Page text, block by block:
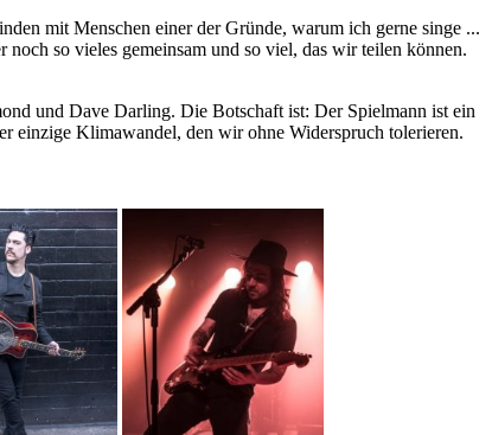
mit Menschen einer der Gründe, warum ich gerne singe ...
so vieles gemeinsam und so viel, das wir teilen können.
und Dave Darling. Die Botschaft ist: Der Spielmann ist ein
einzige Klimawandel, den wir ohne Widerspruch tolerieren.